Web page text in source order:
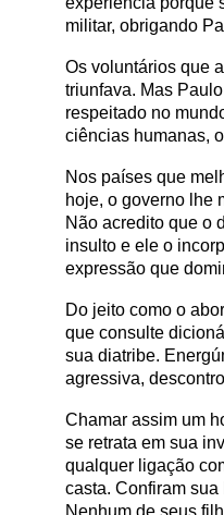
militar, obrigando
Os voluntários que
triunfava. Mas
respeitado no
ciências humanas,
Nos países que
hoje, o governo lhe
Não acredito que o
insulto e ele o
expressão que
Do jeito como o
que consulte
sua diatribe.
agressiva,
Chamar assim um
se retrata em sua
qualquer ligação
casta. Confiram